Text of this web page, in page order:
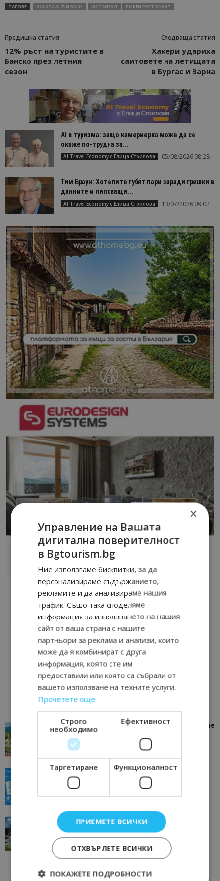
ТАГОВЕ GALATA ALTIN BALIK ИСТАНБУЛ РИБЕН РЕСТОРАНТ
Предишна статия
12% ръст на туристите в
Банско през летния
сезон
Следваща статия
Хакери удариха
сайтовете на летищата
в Бургас и Варна
AI в туризма: защо камериерка може да се
окаже по-трудна за...
AI Travel Economy с Елица Стоилова 05/08/2026 08:28
Тим Браун: Хотелите губят пари заради грешки в
данните и липсващи...
AI Travel Economy с Елица Стоилова 13/07/2026 09:02
“Пощенска картичка от…”: Петрич – Изживяване
отвъд очакваното
Петрич
“Пощенска картичка от…”: Пловдив, градът на
всички времена
23/06/2026 10:00
“Пощенска картичка от…”: Перник – град на
традициите, културата и вдъхновяващите...
×
Управление на Вашата
дигитална поверителност
в Bgtourism.bg
Ние използваме бисквитки, за да
персонализираме съдържанието,
рекламите и да анализираме нашия
трафик. Също така споделяме
информация за използването на нашия
сайт от ваша страна с нашите
партньори за реклама и анализи, които
може да я комбинират с друга
информация, която сте им
предоставили или която са събрали от
вашето използване на техните услуги.
Прочетете още
Строго
необходимо
Ефективност
Таргетиране Функционалност
ПРИЕМЕТЕ ВСИЧКИ
ОТХВЪРЛЕТЕ ВСИЧКИ
ПОКАЖЕТЕ ПОДРОБНОСТИ